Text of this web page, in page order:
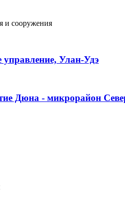
и сооружения
Улан-Удэ
Дюна - микрорайон